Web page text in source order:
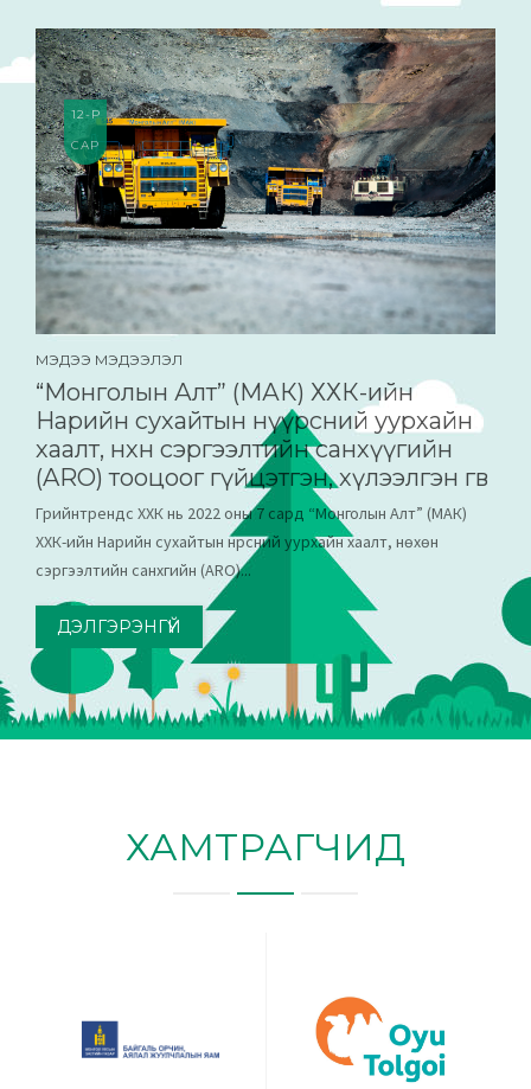
8
12-Р
САР
МЭДЭЭ МЭДЭЭЛЭЛ
“Монголын Алт” (МАК) ХХК-ийн
Нарийн сухайтын нүүрсний уурхайн
хаалт, нөхөн сэргээлтийн санхүүгийн
(ARO) тооцоог гүйцэтгэн, хүлээлгэн өгөв
Грийнтрендс ХХК нь 2022 оны 7 сард “Монголын Алт” (МАК)
ХХК-ийн Нарийн сухайтын нүүрсний уурхайн хаалт, нөхөн
сэргээлтийн санхүүгийн (ARO)...
ДЭЛГЭРЭНГҮЙ
ХАМТРАГЧИД